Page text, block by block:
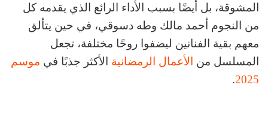
المشوقة، بل أيضًا بسبب الأداء الرائع الذي يقدمه كل
من النجوم أحمد مالك وطه دسوقي، في حين يتألق
معهم بقية الفنانين ليضفوا روحًا مختلفة، تجعل
المسلسل من
الأعمال الرمضانية الأكثر جذبًا في موسم
2025
.